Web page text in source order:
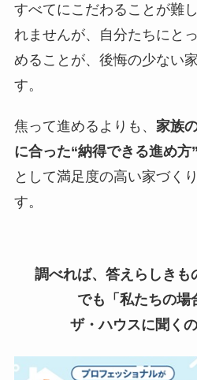
すべてにこだわることが難
れませんが、自分たちにと
めることが、後悔の少ない
す。
焦って進めるよりも、 家族
に合った“納得できる進め方”
として満足度の高い家づく
す。
調べれば、答えらしきも
でも「私たちの場
ザ・ハウスに聞く